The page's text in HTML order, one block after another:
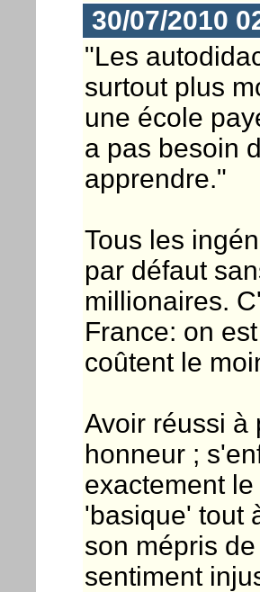
30/07/2010
"Les
surtout plus
une école
a pas besoin
apprendre."
Tous les
par défaut
millionaires.
France: on
coûtent le
Avoir réussi à
honneur ;
exactement
'basique' tout
son mépris
sentiment